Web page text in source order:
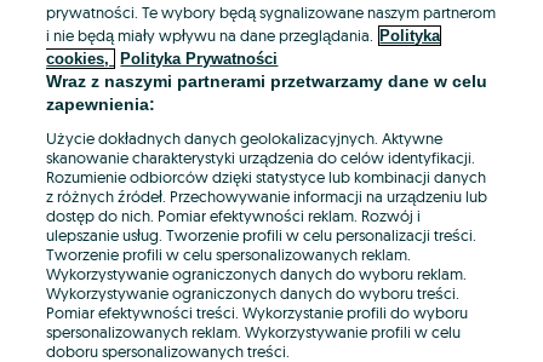
Kontynuuj przez konto Google
LUB
E-mail
Hasło
prywatności. Te wybory będą sygnalizowane naszym partnerom
i nie będą miały wpływu na dane przeglądania.
Polityka
cookies,
Polityka Prywatności
Wraz z naszymi partnerami przetwarzamy dane w celu
zapewnienia:
Użycie dokładnych danych geolokalizacyjnych. Aktywne
skanowanie charakterystyki urządzenia do celów identyfikacji.
Rozumienie odbiorców dzięki statystyce lub kombinacji danych
z różnych źródeł. Przechowywanie informacji na urządzeniu lub
dostęp do nich. Pomiar efektywności reklam. Rozwój i
ulepszanie usług. Tworzenie profili w celu personalizacji treści.
Tworzenie profili w celu spersonalizowanych reklam.
Wykorzystywanie ograniczonych danych do wyboru reklam.
Wykorzystywanie ograniczonych danych do wyboru treści.
Pomiar efektywności treści. Wykorzystanie profili do wyboru
spersonalizowanych reklam. Wykorzystywanie profili w celu
doboru spersonalizowanych treści.